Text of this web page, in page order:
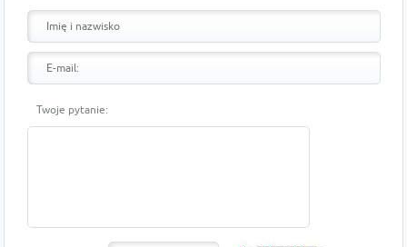
Twoje pytanie: